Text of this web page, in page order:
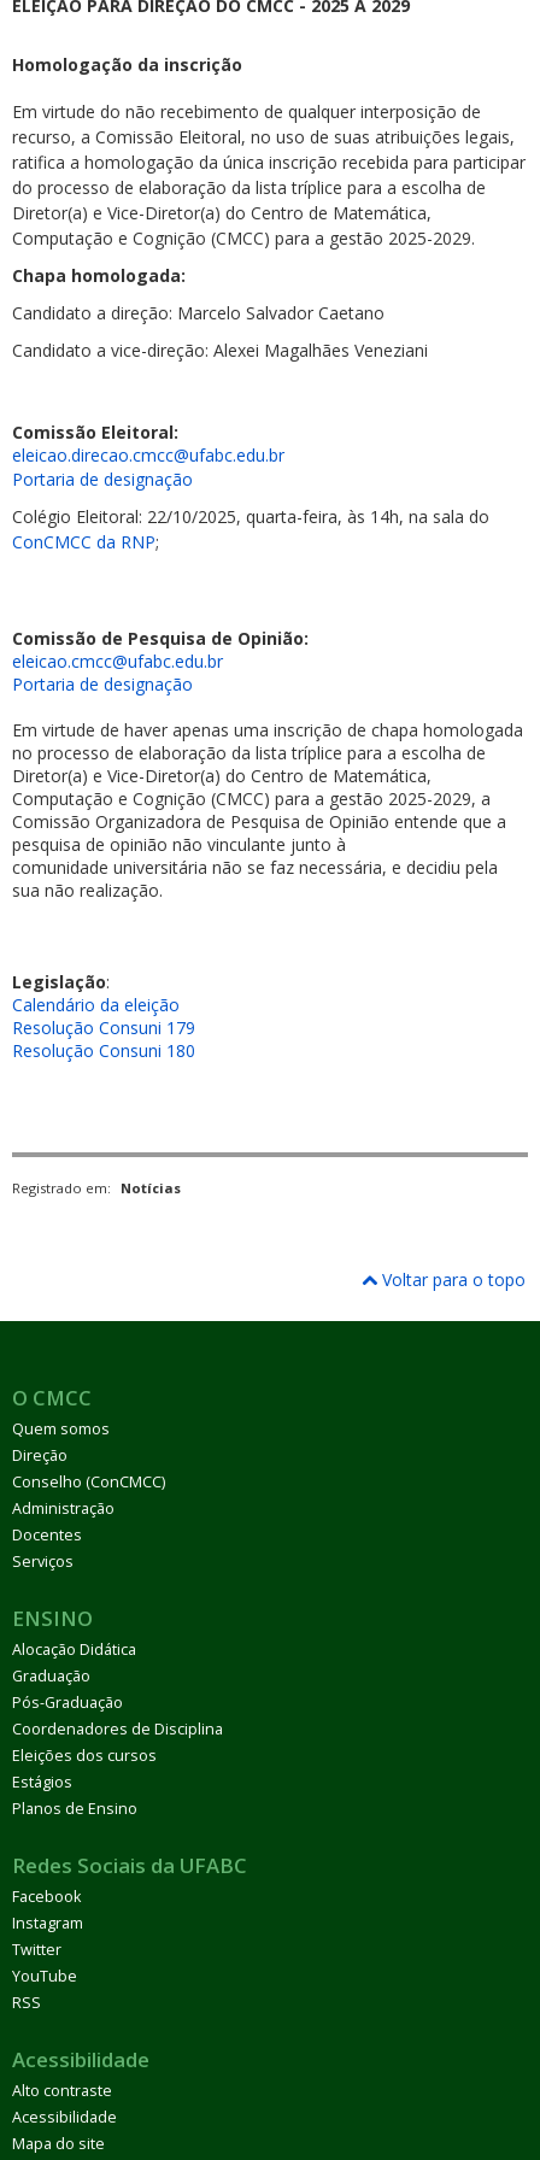
ELEIÇÃO PARA DIREÇÃO DO CMCC - 2025 A 2029
Homologação da inscrição
Em virtude do não recebimento de qualquer interposição de
recurso, a Comissão Eleitoral, no uso de suas atribuições legais,
ratifica a homologação da única inscrição recebida para participar
do processo de elaboração da lista tríplice para a escolha de
Diretor(a) e Vice-Diretor(a) do Centro de Matemática,
Computação e Cognição (CMCC) para a gestão 2025-2029.
Chapa homologada:
Candidato a direção: Marcelo Salvador Caetano
Candidato a vice-direção: Alexei Magalhães Veneziani
Comissão Eleitoral:
eleicao.direcao.cmcc@ufabc.edu.br
Portaria de designação
Colégio Eleitoral: 22/10/2025, quarta-feira, às 14h, na sala do
ConCMCC da RNP;
Comissão de Pesquisa de Opinião:
eleicao.cmcc@ufabc.edu.br
Portaria de designação
Em virtude de haver apenas uma inscrição de chapa homologada
no processo de elaboração da lista tríplice para a escolha de
Diretor(a) e Vice-Diretor(a) do Centro de Matemática,
Computação e Cognição (CMCC) para a gestão 2025-2029, a
Comissão Organizadora de Pesquisa de Opinião entende que a
pesquisa de opinião não vinculante junto à
comunidade universitária não se faz necessária, e decidiu pela
sua não realização.
Legislação:
Calendário da eleição
Resolução Consuni 179
Resolução Consuni 180
Registrado em: Notícias
Voltar para o topo
O CMCC
Quem somos
Direção
Conselho (ConCMCC)
Administração
Docentes
Serviços
ENSINO
Alocação Didática
Graduação
Pós-Graduação
Coordenadores de Disciplina
Eleições dos cursos
Estágios
Planos de Ensino
Redes Sociais da UFABC
Facebook
Instagram
Twitter
YouTube
RSS
Acessibilidade
Alto contraste
Acessibilidade
Mapa do site